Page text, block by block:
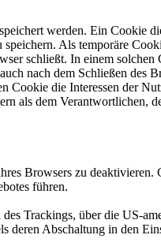
werden. Ein Cookie
Als temporäre
schließt. In einem
nach dem Schließen des
Cookie die Interessen der
als dem Verantwortlichen,
Browsers zu deaktivieren.
führen.
Trackings, über die US-
deren Abschaltung in den